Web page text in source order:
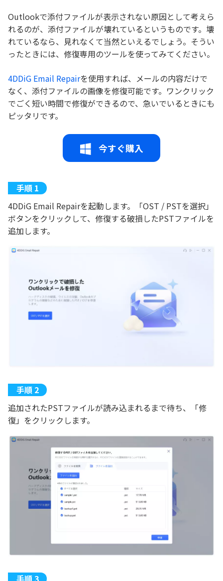
Outlookで添付ファイルが表示されない原因として考えら
れるのが、添付ファイルが壊れているというものです。壊
れているなら、見れなくて当然といえるでしょう。そうい
ったときには、修復専用のツールを使ってみてください。
4DDiG Email Repairを使用すれば、メールの内容だけで
なく、添付ファイルの画像を修復可能です。ワンクリック
でごく短い時間で修復ができるので、急いでいるときにも
ピッタリです。
今すぐ購入
4DDiG Email Repairを起動します。「OST / PSTを選択」
ボタンをクリックして、修復する破損したPSTファイルを
追加します。
追加されたPSTファイルが読み込まれるまで待ち、「修
復」をクリックします。